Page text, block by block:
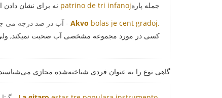
جمله پارهpatrino de tri infanoj نه برای نشان دادن
Akvo bolas je cent gradoj.
- آب در صد درجه می
کسی در مورد مجموعه مشخصی آب صحبت نمیکند,
گاهی نوع را به عنوان فردی شناخته‌شده مجازی